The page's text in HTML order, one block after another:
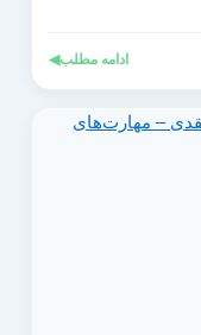
ادامه مطلب◀